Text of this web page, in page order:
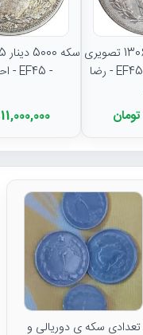
سکه 5000 دینار 1306 تصویری
- ضرب لنینگراد - EF45 - رضا
- EF45 - احمد شاه
11,000,000 تومان
تعدادی سکه ی دوریالی و